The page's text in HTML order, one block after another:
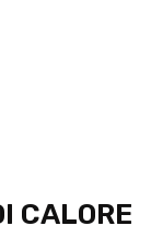
CALORE